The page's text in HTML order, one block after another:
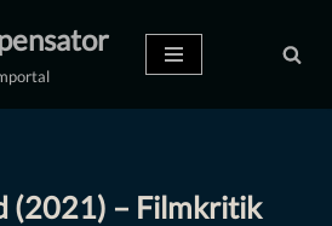
(2021) – Filmkritik